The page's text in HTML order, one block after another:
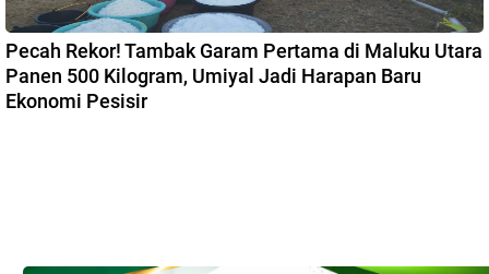
Pecah Rekor! Tambak Garam Pertama di Maluku Utara
Panen 500 Kilogram, Umiyal Jadi Harapan Baru
Ekonomi Pesisir